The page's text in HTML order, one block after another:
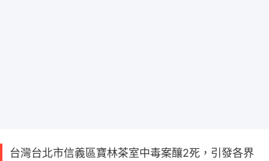
台灣台北市信義區寶林茶室中毒案釀2死，引發各界